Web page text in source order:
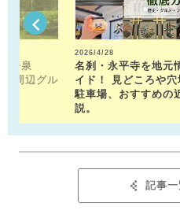
平泉
周辺グル
2026/4/28
名刹・永平寺を地元
イド！ 見どころや
駐車場、おすすめの
説。
記事